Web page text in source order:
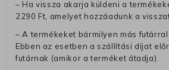
– Ha vissza akarja küldeni a
2290 Ft, amelyet hozzáadunk a
– A termékeket bármilyen más
Ebben az esetben a szállítási díjat
futárnak (amikor a terméket átadja).